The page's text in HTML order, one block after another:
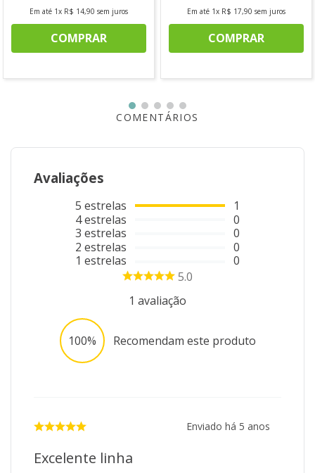
Em até 1x R$ 14,90 sem juros
COMPRAR
Em até 1x R$ 17,90 sem juros
COMPRAR
COMENTÁRIOS
Avaliações
5 estrelas
4estrelas
3 estrelas
2 estrelas
1 estrelas
1
0
0
0
0
5.0
1 avaliação
100% Recomendam este produto
Enviado há 5 anos
Excelente linha